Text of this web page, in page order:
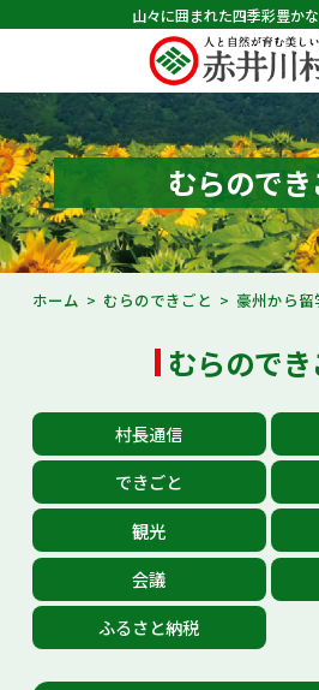
山々に囲まれた四季彩豊か
ホーム
むらのできごと
むらのプロフィール
くらしの情報
観光・イベント情報
あかいがわ広報
お問い合せ
Select Language
むらのでき
ホーム むらのできごと 豪州から
むらのでき
村長通信
できごと
観光
会議
ふるさと納税